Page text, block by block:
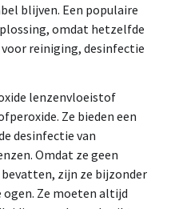
blijven. Een populaire
omdat hetzelfde
reiniging, desinfectie
lenzenvloeistof
Ze bieden een
desinfectie van
Omdat ze geen
zijn ze bijzonder
Ze moeten altijd